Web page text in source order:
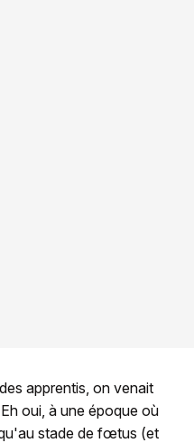
apprentis, on venait
oui, à une époque où
stade de fœtus (et